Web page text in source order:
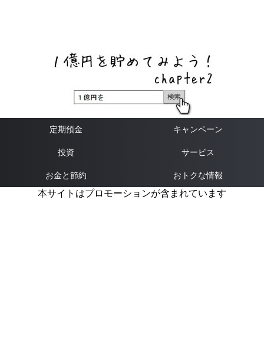
定期預金 キャンペーン
投資 サービス
お金と節約 おトクな情報
本サイトはプロモーションが含まれています